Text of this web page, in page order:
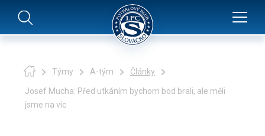
Týmy A-tým Články
Josef Mucha: Před utkáním bychom bod brali, ale měli
jsme na víc